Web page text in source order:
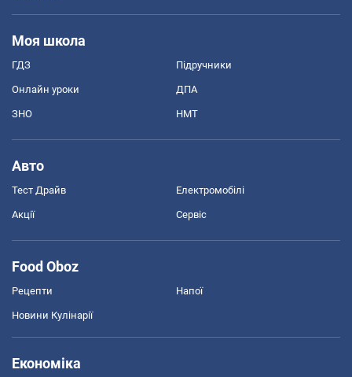
Моя школа
ГДЗ Підручники
Онлайн уроки ДПА
ЗНО НМТ
Авто
Тест Драйв Електромобілі
Акції Сервіс
Food Oboz
Рецепти Напої
Новини Кулінарії
Економіка